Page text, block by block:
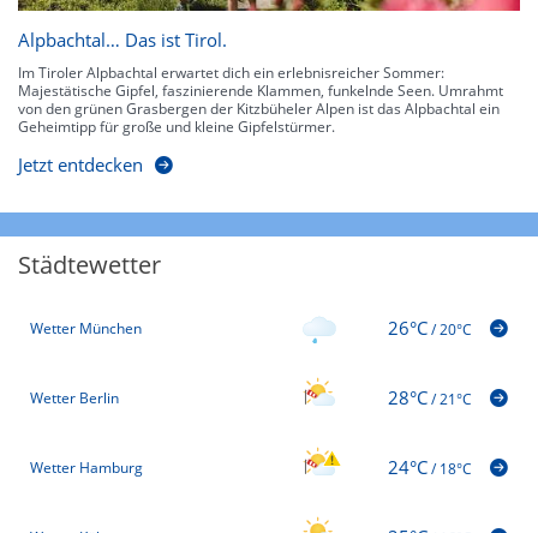
Alpbachtal… Das ist Tirol.
Im Tiroler Alpbachtal erwartet dich ein erlebnisreicher Sommer:
Majestätische Gipfel, faszinierende Klammen, funkelnde Seen. Umrahmt
von den grünen Grasbergen der Kitzbüheler Alpen ist das Alpbachtal ein
Geheimtipp für große und kleine Gipfelstürmer.
Jetzt entdecken
Städtewetter
Wetter München 26°C/20°C
Wetter Berlin 28°C/21°C
Wetter Hamburg 24°C/18°C